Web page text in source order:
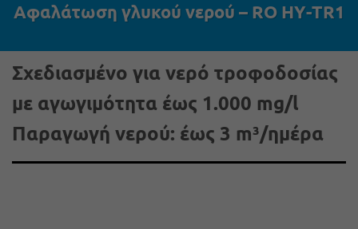
Αφαλάτωση γλυκού νερού – RO ΗΥ-TR1
Σχεδιασμένο για νερό τροφοδοσίας
με αγωγιμότητα έως 1.000 mg/l
Παραγωγή νερού: έως 3 m³/ημέρα